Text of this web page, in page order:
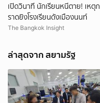
เปิดวินาที นักเรียนหนีตาย! เหตุก
ราดยิงโรงเรียนดังเมืองนนท์
The Bangkok Insight
ล่าสุดจาก สยามรัฐ